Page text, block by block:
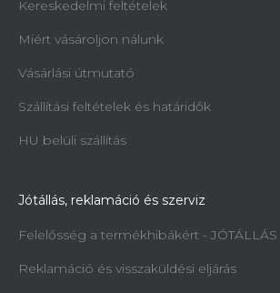
2 887 165 Ft
Kereskedelmi feltételek
Miért vásároljon nálunk
Vásárlási útmutató
Szállítási feltételek és határidők
HU belüli szállítás
Jótállás, reklamáció és szerviz
Felelősség a termékhibákért - JÓTÁLLÁS
Reklamáció és visszaküldési eljárás